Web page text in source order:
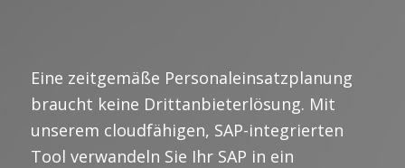
Eine zeitgemäße Personaleinsatzplanung
braucht keine Drittanbieterlösung. Mit
unserem cloudfähigen, SAP-integrierten
Tool verwandeln Sie Ihr SAP in ein